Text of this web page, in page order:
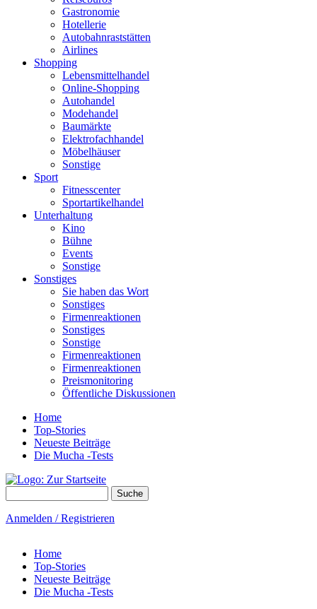
Gastronomie
Hotellerie
Autobahnraststätten
Airlines
Shopping
Lebensmittelhandel
Online-Shopping
Autohandel
Modehandel
Baumärkte
Elektrofachhandel
Möbelhäuser
Sonstige
Sport
Fitnesscenter
Sportartikelhandel
Unterhaltung
Kino
Bühne
Events
Sonstige
Sonstiges
Sie haben das Wort
Sonstiges
Firmenreaktionen
Sonstiges
Sonstige
Firmenreaktionen
Firmenreaktionen
Preismonitoring
Öffentliche Diskussionen
Home
Top-Stories
Neueste Beiträge
Die Mucha -Tests
Anmelden / Registrieren
Home
Top-Stories
Neueste Beiträge
Die Mucha -Tests